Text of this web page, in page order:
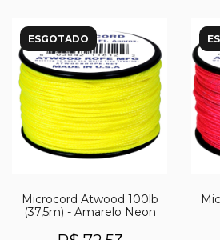
ESGOTADO
Microcord Atwood 100lb
(37,5m) - Amarelo Neon